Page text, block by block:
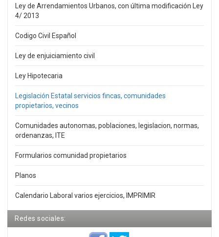
Ley de Arrendamientos Urbanos, con última modificación Ley
4/ 2013
Codigo Civil Español
Ley de enjuiciamiento civil
Ley Hipotecaria
Legislación Estatal servicios fincas, comunidades
propietarios, vecinos
Comunidades autonomas, poblaciones, legislacion, normas,
ordenanzas, ITE
Formularios comunidad propietarios
Planos
Calendario Laboral varios ejercicios, IMPRIMIR
Redes sociales: